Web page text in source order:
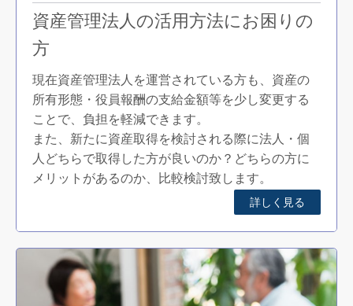
資産管理法人の活用方法にお困りの
方
現在資産管理法人を運営されている方も、資産の
所有形態・役員報酬の支給金額等を少し変更する
ことで、負担を軽減できます。
また、新たに資産取得を検討される際に法人・個
人どちらで取得した方が良いのか？どちらの方に
メリットがあるのか、比較検討致します。
詳しく見る